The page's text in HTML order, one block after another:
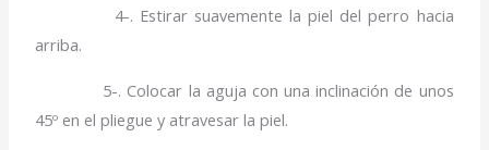
4-. Estirar suavemente la piel del perro hacia
arriba.
5-. Colocar la aguja con una inclinación de unos
45º en el pliegue y atravesar la piel.